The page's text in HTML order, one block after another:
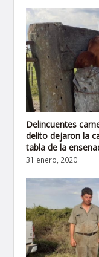
Delincuentes
delito dejaron la
tabla de la
31 enero, 2020